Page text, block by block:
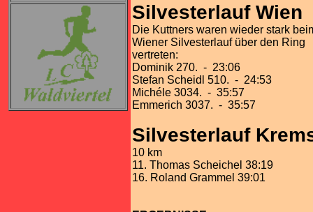
Silvesterlauf Wien
Die Kuttners waren wieder stark
Wiener Silvesterlauf über den Ring
vertreten:
Dominik 270. - 23:06
Stefan Scheidl 510. - 24:53
Michéle 3034. - 35:57
Emmerich 3037. - 35:57
Silvesterlauf
10 km
11. Thomas Scheichel 38:19
16. Roland Grammel 39:01